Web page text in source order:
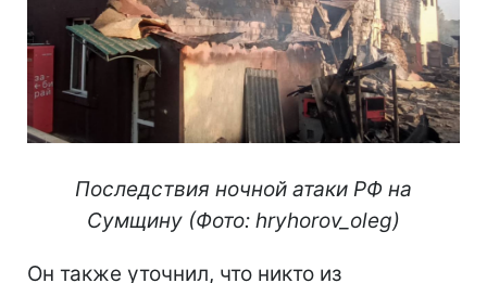
Последствия ночной атаки РФ на
Сумщину (Фото: hryhorov_oleg)
Он также уточнил, что никто из